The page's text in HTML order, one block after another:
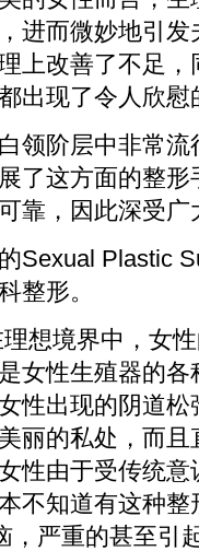
进而微妙地引
上改善了不足
出现了令人欣慰
阶层中非常流
了这方面的整
靠，因此深受
Plastic
整形。
境界中，女性
女性生殖器的
性出现的阴道
丽的私处，而
性由于受传统
不知道有这种
，严重的甚至引